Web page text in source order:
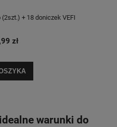
+ 18 doniczek VEFI
zł
warunki do